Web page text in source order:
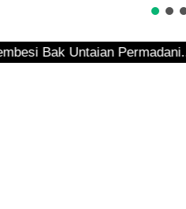
Bak Untaian Permadani...